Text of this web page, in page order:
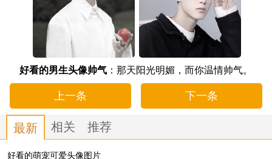
好看的男生头像帅气 ：那天阳光明媚，而你温情帅气。
上一条 下一条
最新 相关 推荐
好看的萌宠可爱头像图片